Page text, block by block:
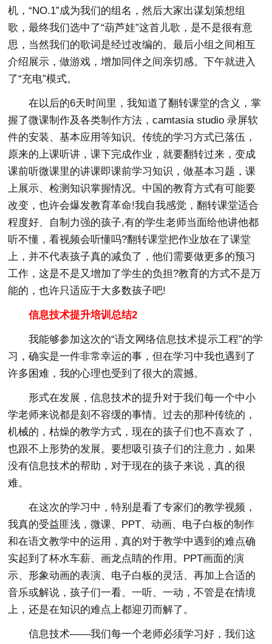
机，“NO.1”成为我们的组名，然后大家出谋划策想组
歌，最终我们选中了“葫芦娃”这首儿歌，是不是很有意
思，当然我们的歌词是经过改编的。最后小组之间相互
介绍展示，做游戏，增加同伴之间亲切感。下午就进入
了“充电”模式。
在以后的6天时间里，我知道了翻转课堂的含义，掌
握了微课制作及各类制作方法，camtasia studio 录屏软
件的安装、基本应用等知识。传统的学习方式已落伍，
原来的上课听讲，课下完成作业，就要翻转过来，变成
课前听微课里的讲课即课前学习知识，做基本习题，课
上展示、检测知识掌握情况。中国的教育方式有可能要
改变，也许会爆发教育革命!我自我感觉，翻转课堂适合
程度好、自制力强的孩子,有的学生老师当面给他讲他都
听不懂，看视频会听懂吗?翻转课堂把作业放在了课堂
上，并不代表孩子真的减负了，他们需要做更多的预习
工作，这是不是又增加了学生的负担?教育的方式不是万
能的，也许只适应于大多数孩子吧!
信息技术提升培训总结2
我能够参加这次的“语文网络信息技术提示工程”的学
习，确实是一件非常幸运的事，但在学习中我也遇到了
许多困难，我的心理也受到了很大的震撼。
形式在发展，信息技术的提升对于我们每一个中小
学老师来说都是刻不容缓的事情。过去的那种传统的，
机械的，枯燥的教学方式，现在的孩子们也不喜欢了，
也跟不上形势的发展。要想吸引孩子们的注意力，如果
没有信息技术的帮助，对于现在的孩子来说，真的很
难。
在这次的学习中，特别是看了专家们的教学视频，
我真的受益匪浅，微课、PPT、动画、电子白板的制作
和在语文教学中的运用，真的对于教学中遇到的难点确
实起到了杯水车薪、画龙点睛的作用。PPT画面的演
示、形象动画的表演、电子白板的灵活、再加上合适的
音乐或解说，孩子们一看、一听、一动，不管是在情境
上，还是在知识的难点上都迎刃而解了。
信息技术——我们每一个老师必须学习好，我们这